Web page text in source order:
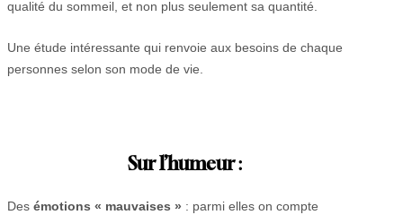
qualité du sommeil, et non plus seulement sa quantité.
Une étude intéressante qui renvoie aux besoins de chaque
personnes selon son mode de vie.
Sur l’humeur:
Des émotions « mauvaises » : parmi elles on compte